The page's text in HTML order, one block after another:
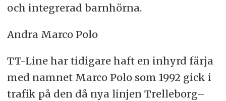
och integrerad barnhörna.
Andra Marco Polo
TT-Line har tidigare haft en inhyrd färja
med namnet Marco Polo som 1992 gick i
trafik på den då nya linjen Trelleborg–